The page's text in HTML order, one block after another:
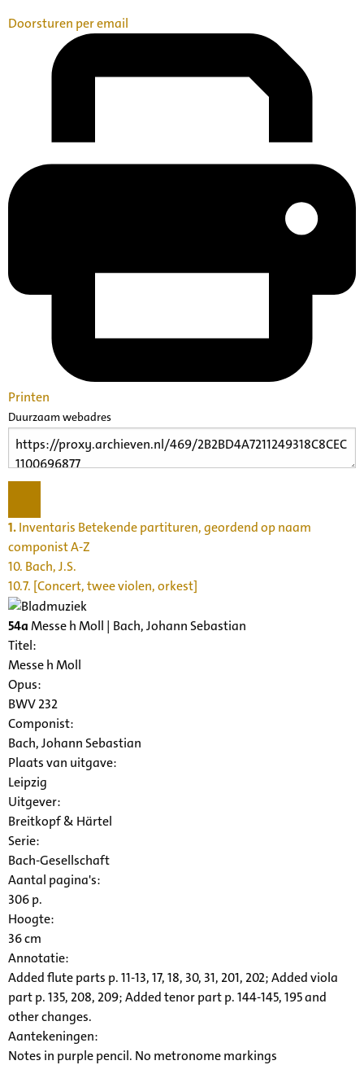
Doorsturen per email
Printen
Duurzaam webadres
1.Inventaris Betekende partituren, geordend op naam
componist A-Z
10. Bach, J.S.
10.7. [Concert, twee violen, orkest]
54aMesse h Moll | Bach, Johann Sebastian
Titel:
Messe h Moll
Opus:
BWV 232
Componist:
Bach, Johann Sebastian
Plaats van uitgave:
Leipzig
Uitgever:
Breitkopf & Härtel
Serie:
Bach-Gesellschaft
Aantal pagina's:
306 p.
Hoogte:
36 cm
Annotatie:
Added flute parts p. 11-13, 17, 18, 30, 31, 201, 202; Added viola
part p. 135, 208, 209; Added tenor part p. 144-145, 195 and
other changes.
Aantekeningen:
Notes in purple pencil. No metronome markings